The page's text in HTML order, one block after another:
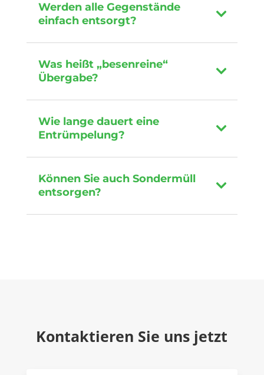
Werden alle Gegenstände
einfach entsorgt?
Was heißt „besenreine“
Übergabe?
Wie lange dauert eine
Entrümpelung?
Können Sie auch Sondermüll
entsorgen?
Kontaktieren Sie uns jetzt